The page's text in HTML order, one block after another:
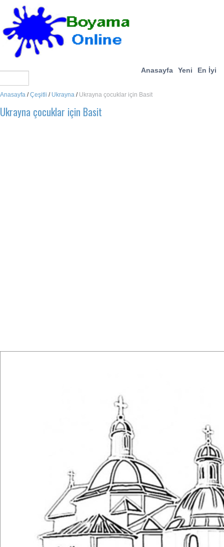
Anasayfa Yeni En İyi
Anasayfa /Çeşitli / Ukrayna / Ukrayna çocuklar için Basit
Ukrayna çocuklar için Basit